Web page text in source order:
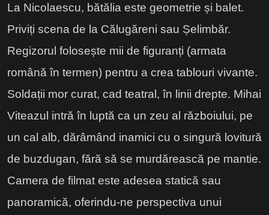
La Nicolaescu, bătălia este geometrie și balet.
Priviți scena de la Călugăreni sau Șelimbăr.
Regizorul folosește mii de figuranți (armata
română în termen) pentru a crea tablouri vivante.
Soldații mor curat, cad teatral, în linii drepte. Mihai
Viteazul intră în luptă ca un zeu al războiului, pe
un cal alb, dărâmând inamici cu o singură lovitură
de buzdugan, fără să se murdărească pe mantie.
Camera de filmat este adesea statică sau
panoramică, oferindu-ne perspectiva unui